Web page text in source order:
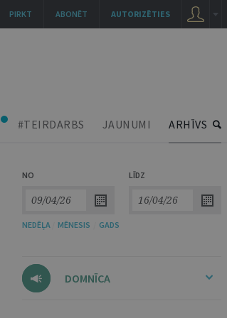
#TEIRDARBS JAUNUMI ARHĪVS
NO LĪDZ
NEDĒĻA MĒNESIS GADS
DOMNĪCA
AUTORIZĒTIES
ABONĒT
PIRKT